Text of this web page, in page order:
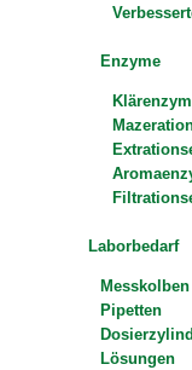
Enzyme
Laborbedarf
Messkolben
Pipetten
Lösungen